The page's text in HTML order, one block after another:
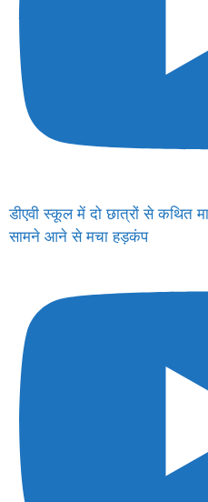
डीएवी स्कूल में दो छात्रों से कथित
सामने आने से मचा हड़कंप